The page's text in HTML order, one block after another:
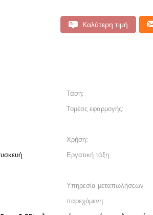
Καλύτερη τιμή
Τάση:
Τομέας εφαρμογής:
Χρήση:
Εργατική τάξη:
Υπηρεσία μεταπωλήσεων
παρεχόμενη: